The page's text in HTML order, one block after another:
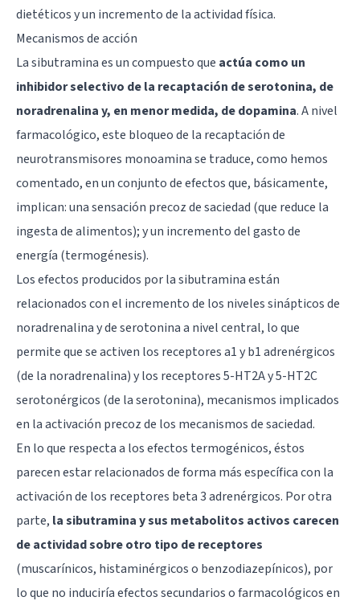
dietéticos y un incremento de la actividad física.
Mecanismos de acción
La sibutramina es un compuesto que actúa como un
inhibidor selectivo de la recaptación de serotonina, de
noradrenalina y, en menor medida, de dopamina. A nivel
farmacológico, este bloqueo de la recaptación de
neurotransmisores monoamina se traduce, como hemos
comentado, en un conjunto de efectos que, básicamente,
implican: una sensación precoz de saciedad (que reduce la
ingesta de alimentos); y un incremento del gasto de
energía (termogénesis).
Los efectos producidos por la sibutramina están
relacionados con el incremento de los niveles sinápticos de
noradrenalina y de serotonina a nivel central, lo que
permite que se activen los receptores a1 y b1 adrenérgicos
(de la noradrenalina) y los receptores 5-HT2A y 5-HT2C
serotonérgicos (de la serotonina), mecanismos implicados
en la activación precoz de los mecanismos de saciedad.
En lo que respecta a los efectos termogénicos, éstos
parecen estar relacionados de forma más específica con la
activación de los receptores beta 3 adrenérgicos. Por otra
parte, la sibutramina y sus metabolitos activos carecen
de actividad sobre otro tipo de receptores
(muscarínicos, histaminérgicos o benzodiazepínicos), por
lo que no induciría efectos secundarios o farmacológicos en